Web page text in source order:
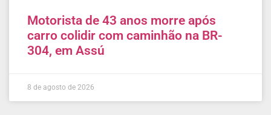
Motorista de 43 anos morre após
carro colidir com caminhão na BR-
304, em Assú
8 de agosto de 2026